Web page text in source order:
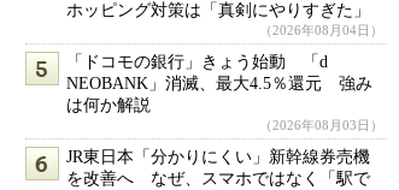
ホッピング対策は「真剣にやりすぎた」
（2026年08月04日）
「ドコモの銀行」きょう始動 「d
NEOBANK」消滅、最大4.5％還元 強み
は何か解説
（2026年08月03日）
JR東日本「分かりにくい」新幹線券売機
を改善へ なぜ、スマホではなく「駅で